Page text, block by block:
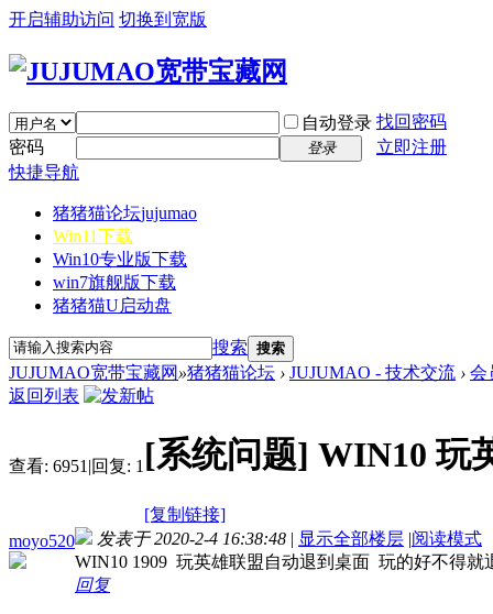
开启辅助访问 切换到宽版
自动登录 找回密码
密码
登录
立即注册
快捷导航
猪猪猫论坛jujumao
Win11下载
Win10专业版下载
win7旗舰版下载
猪猪猫U启动盘
搜索 搜索
JUJUMAO宽带宝藏网 »猪猪猫论坛 › JUJUMAO - 技术交流 › 会
返回列表
查看: 6951 |回复: 1 [系统问题] WIN10 玩
[复制链接]
moyo520
发表于 2020-2-4 16:38:48 | 显示全部楼层 |阅读模式
WIN10 1909 玩英雄联盟自动退到桌面 玩的好不得
回复